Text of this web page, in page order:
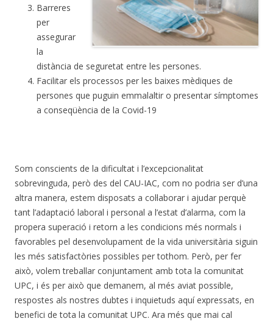
Barreres
per
assegurar
la
distància de seguretat entre les persones.
Facilitar els processos per les baixes mèdiques de
persones que puguin emmalaltir o presentar símptomes
a conseqüència de la Covid-19
Som conscients de la dificultat i l’excepcionalitat
sobrevinguda, però des del CAU-IAC, com no podria ser d’una
altra manera, estem disposats a col·laborar i ajudar perquè
tant l’adaptació laboral i personal a l’estat d’alarma, com la
propera superació i retorn a les condicions més normals i
favorables pel desenvolupament de la vida universitària siguin
les més satisfactòries possibles per tothom. Però, per fer
això, volem treballar conjuntament amb tota la comunitat
UPC, i és per això que demanem, al més aviat possible,
respostes als nostres dubtes i inquietuds aquí expressats, en
benefici de tota la comunitat UPC. Ara més que mai cal